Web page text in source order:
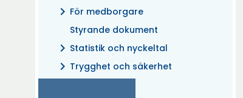
chevron_right För medborgare
Styrande dokument
chevron_right Statistik och nyckeltal
chevron_right Trygghet och säkerhet